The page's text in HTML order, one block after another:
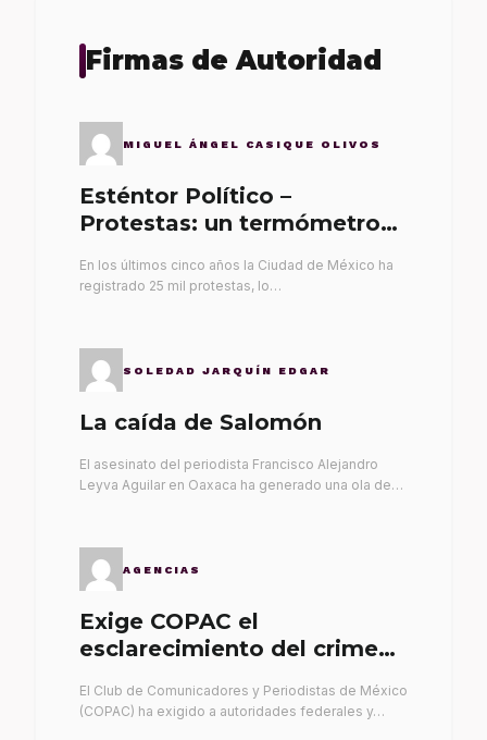
Firmas de Autoridad
MIGUEL ÁNGEL CASIQUE OLIVOS
Esténtor Político –
Protestas: un termómetro
En los últimos cinco años la Ciudad de México ha
registrado 25 mil protestas, lo…
SOLEDAD JARQUÍN EDGAR
La caída de Salomón
El asesinato del periodista Francisco Alejandro
Leyva Aguilar en Oaxaca ha generado una ola de…
AGENCIAS
Exige COPAC el
esclarecimiento del crimen
El Club de Comunicadores y Periodistas de México
(COPAC) ha exigido a autoridades federales y…